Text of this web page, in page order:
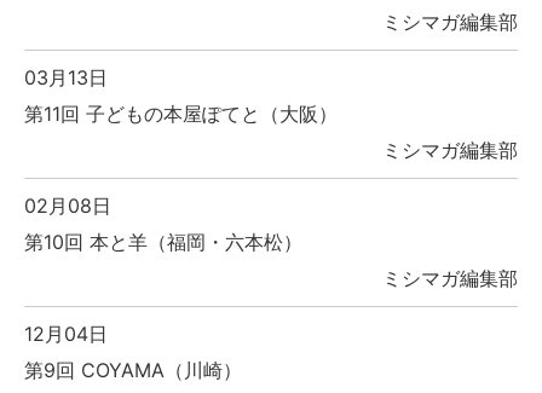
ミシマガ編集部
03月13日
第11回 子どもの本屋ぽてと（大阪）
ミシマガ編集部
02月08日
第10回 本と羊（福岡・六本松）
ミシマガ編集部
12月04日
第9回 COYAMA（川崎）